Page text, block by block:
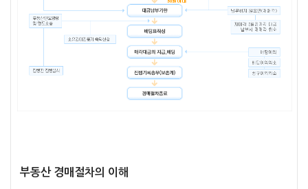
부동산 경매절차의 이해